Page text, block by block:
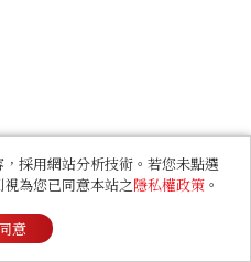
採用網站分析技術。若您未點選
視為您已同意本站之隱私權政策 。
意